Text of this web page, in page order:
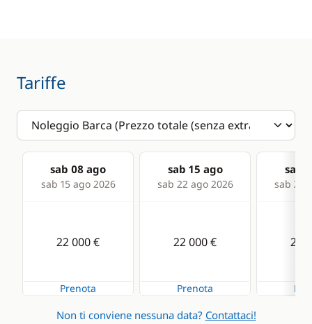
Coffee maker
Forno a microonde
Freezer
Fridge
Toaster
Autopilot
Chart plotter
GPS
VHF DSC
Tariffe
sab 08 ago
sab 15 ago 2026
sab 15 ago
sab 22 ago 2026
sab
sab 29
22 000 €
Prenota
22 000 €
Prenota
22
Non ti conviene nessuna data? Contattaci!